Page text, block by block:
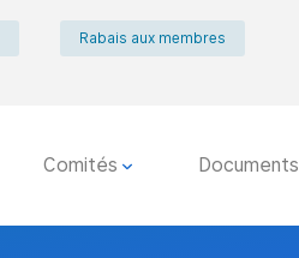
Rabais aux membres
Comités Documents